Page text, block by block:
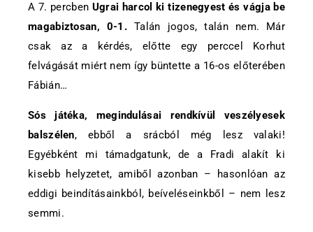
A 7. percben Ugrai harcol ki tizenegyest és vágja be
magabiztosan, 0-1. Talán jogos, talán nem. Már
csak az a kérdés, előtte egy perccel Korhut
felvágását miért nem így büntette a 16-os előterében
Fábián…
Sós játéka, megindulásai rendkívül veszélyesek
balszélen, ebből a srácból még lesz valaki!
Egyébként mi támadgatunk, de a Fradi alakít ki
kisebb helyzetet, amiből azonban – hasonlóan az
eddigi beindításainkból, beíveléseinkből – nem lesz
semmi.